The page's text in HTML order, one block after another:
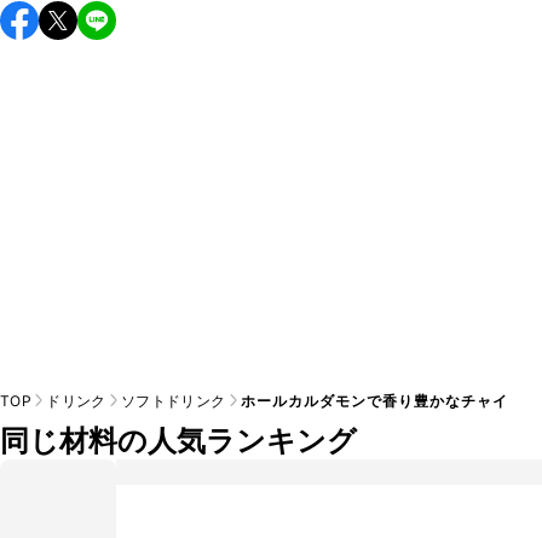
こちらのレシピは出来たてをお召し上がりいただくことをお
すすめします。
TOP ドリンク ソフトドリンク ホールカルダモンで香り豊かなチャイ
同じ材料の人気ランキング